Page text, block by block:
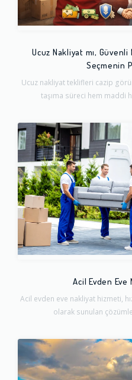
Ucuz Nakliyat mı, Güvenli
Seçmenin
Ucuz nakliyat teklifleri cazip
taşıma süreci hem maddi
Acil Evden
Acil evden eve nakliyat hizmeti,
olarak sunulan